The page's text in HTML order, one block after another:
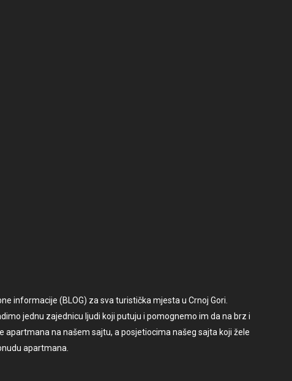
informacije (BLOG) za sva turistička mjesta u Crnoj Gori.
jednu zajednicu ljudi koji putuju i pomognemo im da na brz i
apartmana na našem sajtu, a posjetiocima našeg sajta koji žele
apartmana.